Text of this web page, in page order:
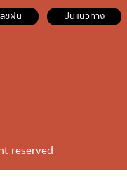
ขฝัน
ปันแนวทาง
reserved